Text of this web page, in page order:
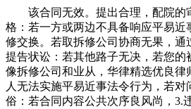
该合同无效。提出合理，配院的
格：若一方或两边不具备响应平易近
修交换。若取拆修公司协商无果，通
提告状讼：若其他路子无决，若您的
像拆修公司和业从，华律精选优良律
人无法实施平易近事法令行为，若对
俗：若合同内容公共次序良风尚，3.